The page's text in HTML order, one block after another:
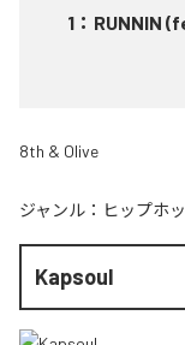
1 ： RUNNIN
8th & Olive
ジャンル： ヒップホ
Kapsoul